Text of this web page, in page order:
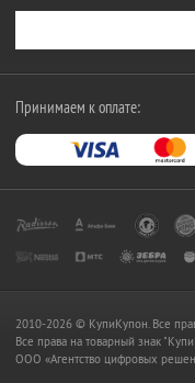
Принимаем к оплате:
2010-2026 © КупиКупон. Все
Все права на товарный знак
OOO «Агентство цифровых